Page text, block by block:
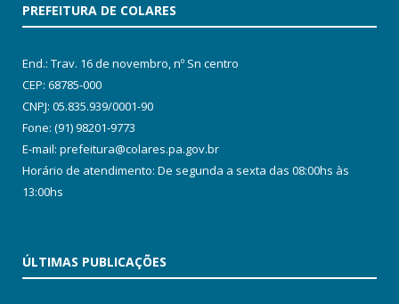
PREFEITURA DE COLARES
End.: Trav. 16 de novembro, nº Sn centro
CEP: 68785-000
CNPJ: 05.835.939/0001-90
Fone: (91) 98201-9773
E-mail: prefeitura@colares.pa.gov.br
Horário de atendimento: De segunda a sexta das 08:00hs às
13:00hs
ÚLTIMAS PUBLICAÇÕES